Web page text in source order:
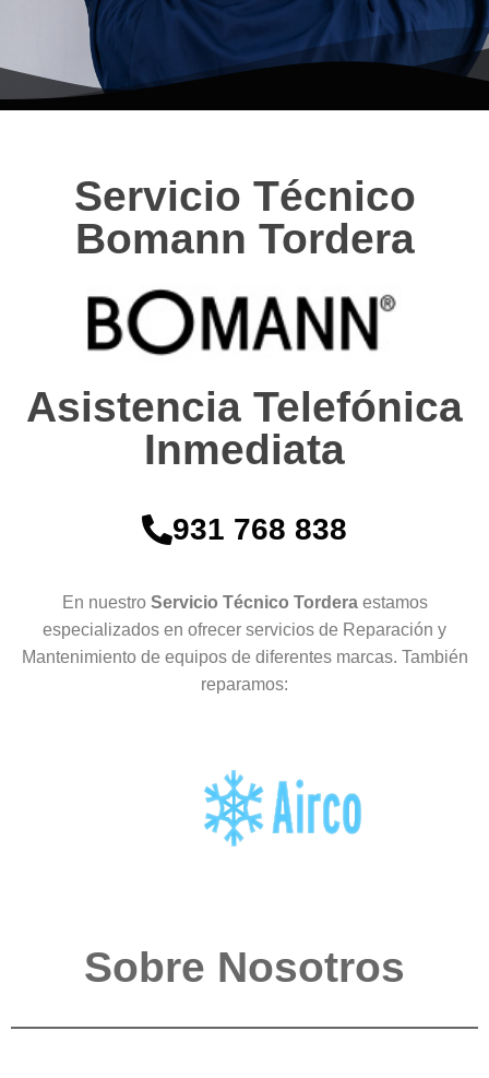
Servicio Técnico
Bomann Tordera
Asistencia Telefónica
Inmediata
931 768 838
En nuestro Servicio Técnico Tordera estamos
especializados en ofrecer servicios de Reparación y
Mantenimiento de equipos de diferentes marcas. También
reparamos:
Sobre Nosotros